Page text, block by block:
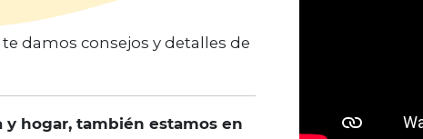
damos consejos y detalles de
hogar, también estamos en